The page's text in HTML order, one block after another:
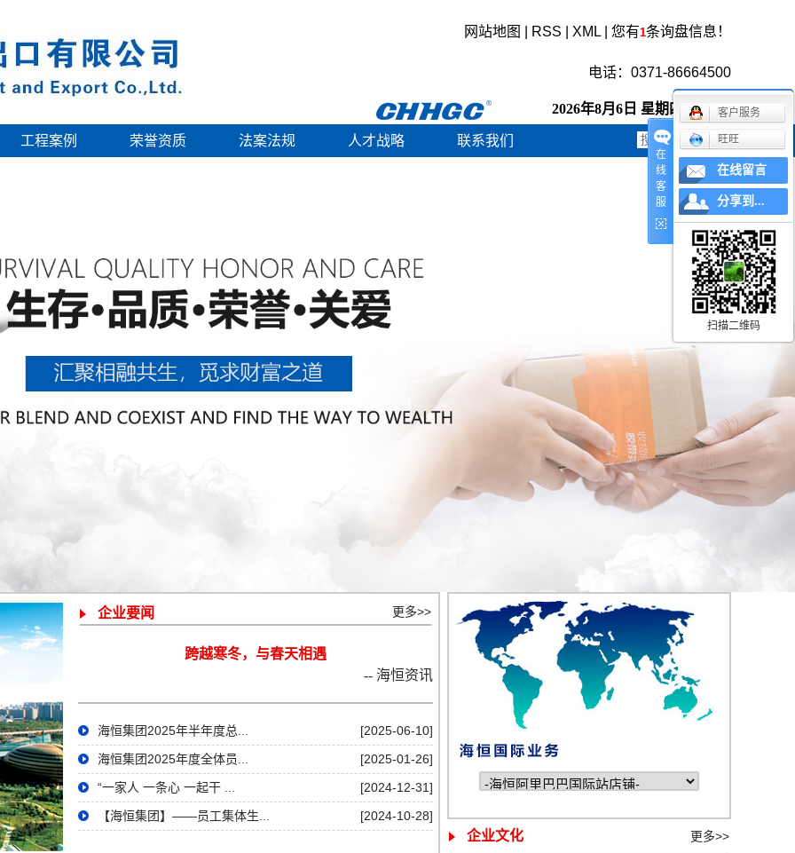
网站地图 RSS XML 您有1条询盘信息！
电话：0371-86664500
2026年8月6日 星期四 5:22:54
工程案例 荣誉资质 法案法规 人才战略 联系我们
企业要闻 更多>>
跨越寒冬，与春天相遇
-- 海恒资讯
海恒集团2025年半年度总...
[2025-06-10]
海恒集团2025年度全体员...
[2025-01-26]
“一家人 一条心 一起干 ...
[2024-12-31]
【海恒集团】——员工集体生...
[2024-10-28]
企业文化 更多>>
在
线
客
服
客户服务
旺旺
在线留言
分享到...
扫描二维码